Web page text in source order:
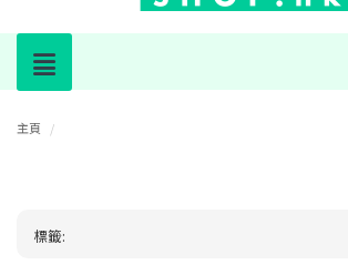
主頁 /
標籤: